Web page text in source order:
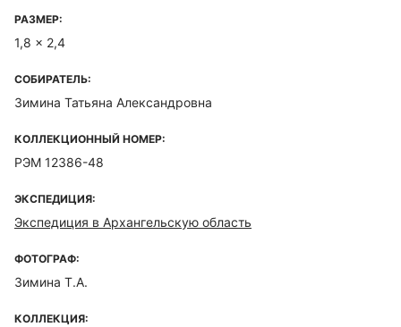
РАЗМЕР:
1,8 x 2,4
СОБИРАТЕЛЬ:
Зимина Татьяна Александровна
КОЛЛЕКЦИОННЫЙ НОМЕР:
РЭМ 12386-48
ЭКСПЕДИЦИЯ:
Экспедиция в Архангельскую область
ФОТОГРАФ:
Зимина Т.А.
КОЛЛЕКЦИЯ: